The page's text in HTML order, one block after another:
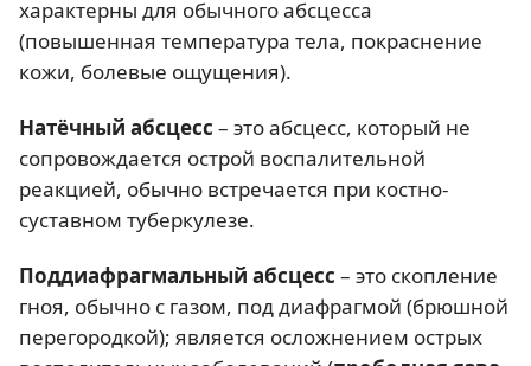
характерны для обычного абсцесса
(повышенная температура тела, покраснение
кожи, болевые ощущения).
Натёчный абсцесс – это абсцесс, который не
сопровождается острой воспалительной
реакцией, обычно встречается при костно-
суставном туберкулезе.
Поддиафрагмальный абсцесс – это скопление
гноя, обычно с газом, под диафрагмой (брюшной
перегородкой); является осложнением острых